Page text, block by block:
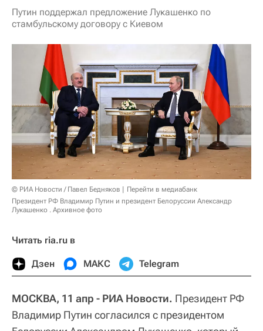
Путин поддержал предложение Лукашенко по
стамбульскому договору с Киевом
© РИА Новости / Павел Бедняков
Перейти в медиабанк
Президент РФ Владимир Путин и президент Белоруссии Александр
Лукашенко . Архивное фото
Читать ria.ru в
Дзен МАКС Telegram
МОСКВА, 11 апр - РИА Новости. Президент РФ
Владимир Путин согласился с президентом